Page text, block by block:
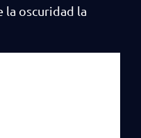
la oscuridad la